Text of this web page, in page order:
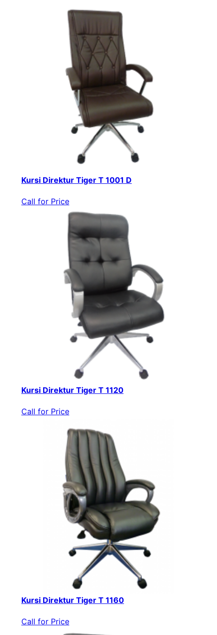
Kursi Direktur Tiger T 1001 D
Call for Price
Kursi Direktur Tiger T 1120
Call for Price
Kursi Direktur Tiger T 1160
Call for Price